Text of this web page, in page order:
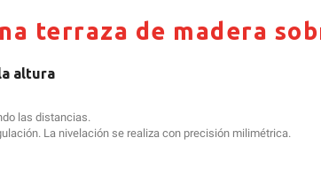
terraza de madera
altura
las distancias.
La nivelación se realiza con precisión milimétrica.